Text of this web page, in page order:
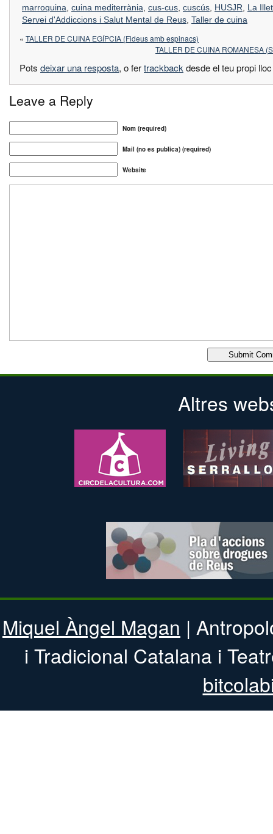
marroquina cuina mediterrània cus-cus cuscús HUSJR
La
Servei d'Addiccions i Salut Mental de Reus Taller de cuina
« TALLER DE CUINA EGÍPCIA (Fideus amb espinacs)
TALLER DE CUINA ROMANESA
Pots deixar una resposta, o fertrackback desde el teu propi
Leave a Reply
Nom (required)
Mail (no es publica) (required)
Website
Altres
Miquel Àngel Magan |
i Tradicional